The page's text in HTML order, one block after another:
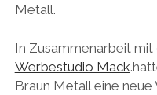
Metall.
In Zusammenarbeit
Werbestudio Mack
Braun Metall eine